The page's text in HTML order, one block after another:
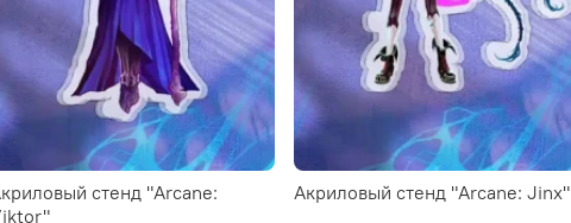
стенд "Arcane:
Акриловый стенд "Arcane: Jinx"